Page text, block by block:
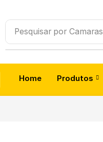
Pesquisar por Camaras
Home Produtos